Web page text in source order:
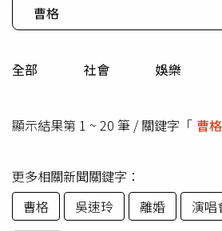
全部 社會 娛樂
顯示結果第 1 ~ 20 筆 / 關鍵字「 曹格
更多相關新聞關鍵字：
曹格
吳速玲 離婚 演唱